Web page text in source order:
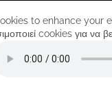
σταθμός για κάθε
to enhance your
cookies για να